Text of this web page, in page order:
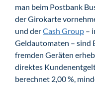
man beim Postbank
der Girokarte
und derCash Group –
Geldautomaten – sind
fremden Geräten
direktes
berechnet 2,00 %,